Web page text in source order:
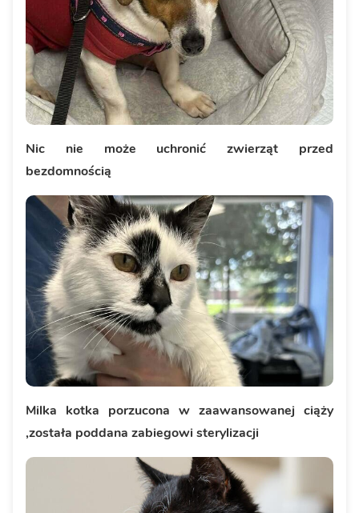
Nic nie może uchronić zwierząt przed
bezdomnością
Milka kotka porzucona w zaawansowanej ciąży
,została poddana zabiegowi sterylizacji